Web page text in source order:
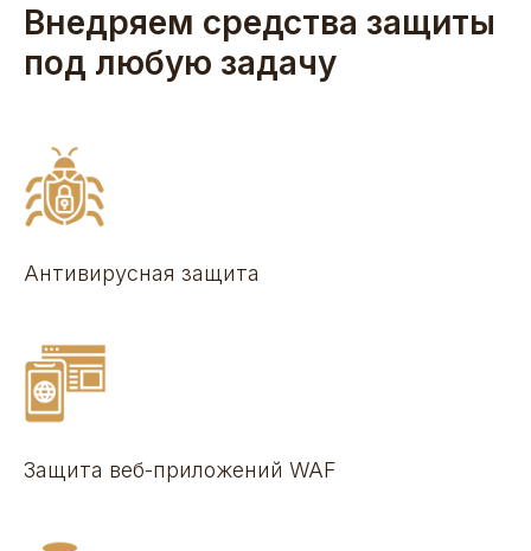
Внедряем средства защиты
под любую задачу
Антивирусная защита
Защита веб-приложений WAF